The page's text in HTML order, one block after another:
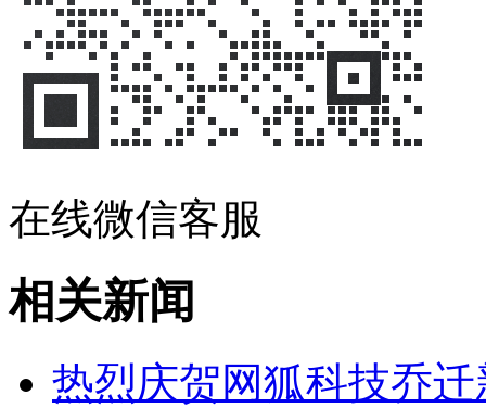
在线微信客服
相关新闻
热烈庆贺网狐科技乔迁